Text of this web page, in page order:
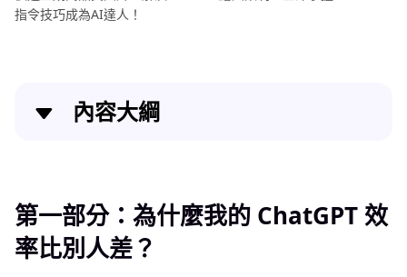
指令技巧成為AI達人！
內容大綱
第二部分：ChatGPT 中文指令大全與範例教學
第三部分：特別推薦｜免提示詞也能畫圖？更簡單的
第一部分：為什麼我的 ChatGPT 效
率比別人差？